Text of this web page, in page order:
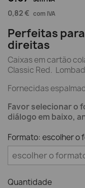
0,82 € com IVA
Perfeitas
direitas
Caixas em cartão
Classic Red.
Fornecidas
Favor selecionar o
diálogo em baixo,
Formato: escolher o
Quantidade